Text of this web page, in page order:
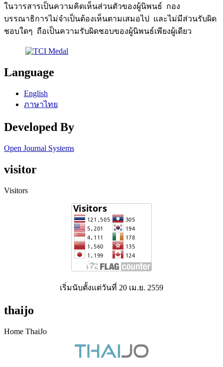
ในวารสารเป็นความคิดเห็นส่วนตัวของผู้นิพนธ์ กอง
บรรณาธิการไม่จำเป็นต้องเห็นตามเสมอไป และไม่มีส่วนรับผิด
ชอบใดๆ ถือเป็นความรับผิดชอบของผู้นิพนธ์เพียงผู้เดียว
Language
English
ภาษาไทย
Developed By
Open Journal Systems
visitor
Visitors
เริ่มนับตั้งแต่วันที่ 20 เม.ย. 2559
thaijo
Home ThaiJo